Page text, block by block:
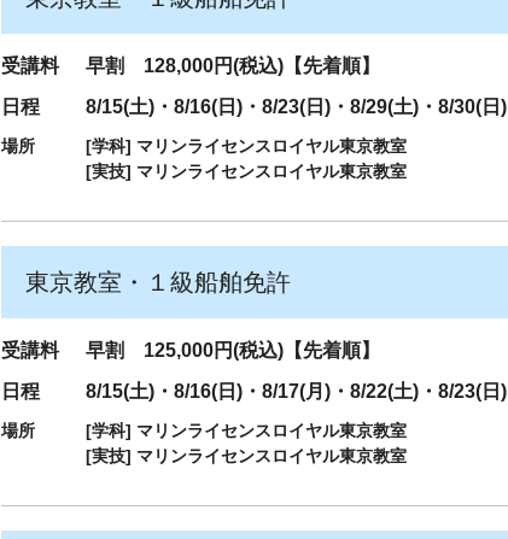
受講料
早割 128,000円(税込)【先着順】
日程
8/15(土)・8/16(日)・8/23(日)・8/29(土)・8/30(日)
場所 [学科] マリンライセンスロイヤル東京教室
[実技] マリンライセンスロイヤル東京教室
東京教室・１級船舶免許
受講料
早割 125,000円(税込)【先着順】
日程
8/15(土)・8/16(日)・8/17(月)・8/22(土)・8/23(日)
場所 [学科] マリンライセンスロイヤル東京教室
[実技] マリンライセンスロイヤル東京教室